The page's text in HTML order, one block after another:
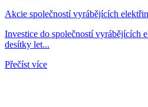
Akcie společností vyrábějících
Investice do společností vyrábějících
desítky let...
Přečíst více